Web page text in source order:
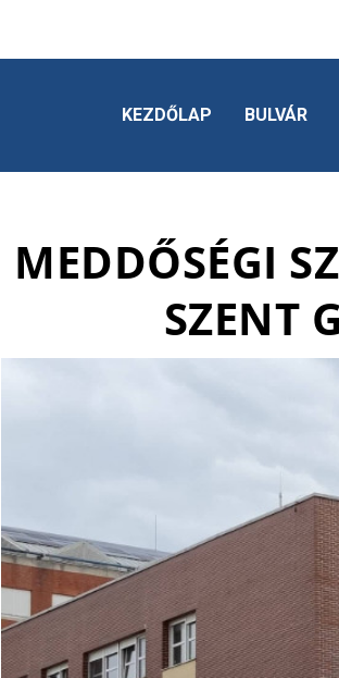
KEZDŐLAP BULVÁR
MEDDŐSÉGI
SZENT